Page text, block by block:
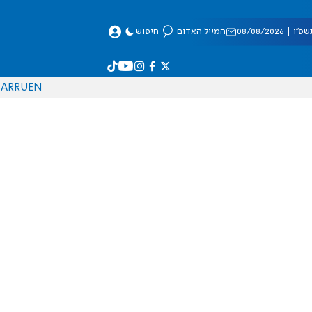
08/2026 המייל האדום חיפוש
EN
RU
AR